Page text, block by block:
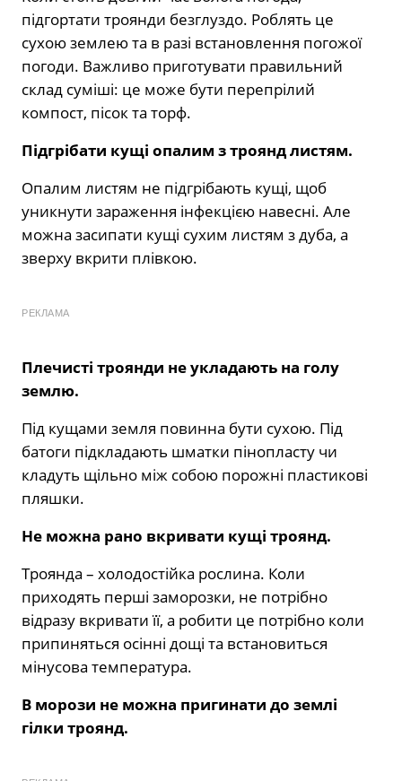
підгортати троянди безглуздо. Роблять це
сухою землею та в разі встановлення погожої
погоди. Важливо приготувати правильний
склад суміші: це може бути перепрілий
компост, пісок та торф.
Підгрібати кущі опалим з троянд листям.
Опалим листям не підгрібають кущі, щоб
уникнути зараження інфекцією навесні. Але
можна засипати кущі сухим листям з дуба, а
зверху вкрити плівкою.
РЕКЛАМА
Плечисті троянди не укладають на голу
землю.
Під кущами земля повинна бути сухою. Під
батоги підкладають шматки пінопласту чи
кладуть щільно між собою порожні пластикові
пляшки.
Не можна рано вкривати кущі троянд.
Троянда – холодостійка рослина. Коли
приходять перші заморозки, не потрібно
відразу вкривати її, а робити це потрібно коли
припиняться осінні дощі та встановиться
мінусова температура.
В морози не можна пригинати до землі
гілки троянд.